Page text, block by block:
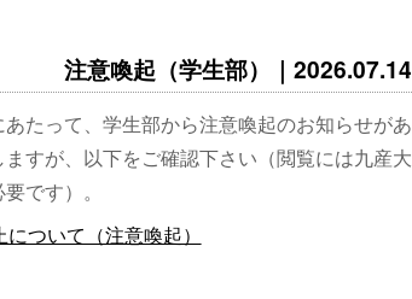
注意喚起（学生部）｜2026.07.14
たって、学生部から注意喚起のお知らせがあ
すが、以下をご確認下さい（閲覧には九産大
です）。
ついて（注意喚起）